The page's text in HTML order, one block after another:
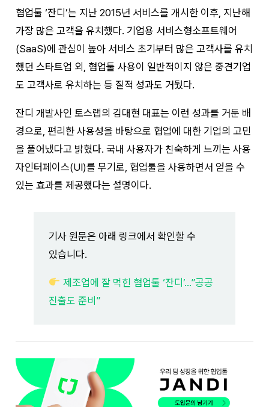
협업툴 ‘잔디’는 지난 2015년 서비스를 개시한 이후, 지난해
가장 많은 고객을 유치했다. 기업용 서비스형소프트웨어
(SaaS)에 관심이 높아 서비스 초기부터 많은 고객사를 유치
했던 스타트업 외, 협업툴 사용이 일반적이지 않은 중견기업
도 고객사로 유치하는 등 질적 성과도 거뒀다.
잔디 개발사인 토스랩의 김대현 대표는 이런 성과를 거둔 배
경으로, 편리한 사용성을 바탕으로 협업에 대한 기업의 고민
을 풀어냈다고 밝혔다. 국내 사용자가 친숙하게 느끼는 사용
자인터페이스(UI)를 무기로, 협업툴을 사용하면서 얻을 수
있는 효과를 제공했다는 설명이다.
기사 원문은 아래 링크에서 확인할 수
있습니다.
제조업에 잘 먹힌 협업툴 ‘잔디’…”공공
진출도 준비”